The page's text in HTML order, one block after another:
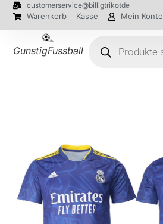
customerservice@billigtrikotde
Warenkorb Kasse Mein Konto
GunstigFussballTrikot